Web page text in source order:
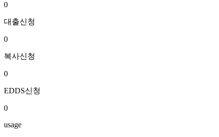
0
대출신청
0
복사신청
0
EDDS신청
0
usage